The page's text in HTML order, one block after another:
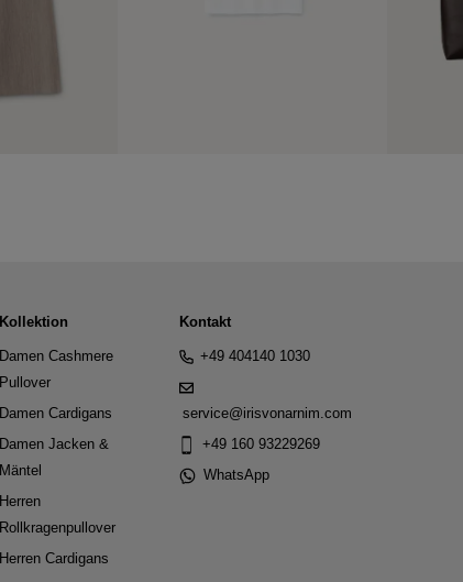
Kollektion
Damen Cashmere
Pullover
Damen Cardigans
Damen Jacken &
Mäntel
Herren
Rollkragenpullover
Herren Cardigans
Kontakt
+49 404140 1030
service@irisvonarnim.com
+49 160 93229269
WhatsApp